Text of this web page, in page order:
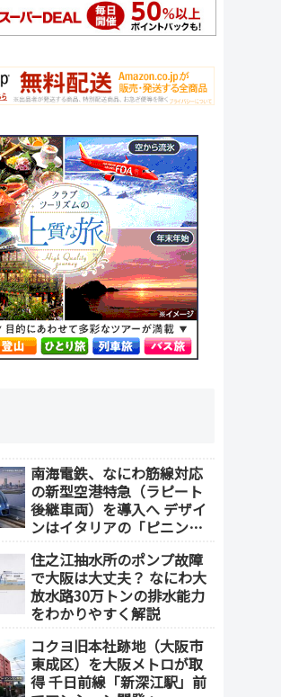
南海電鉄、なにわ筋線対応
の新型空港特急（ラピート
後継車両）を導入へ デザイ
ンはイタリアの「ピニンフ
住之江抽水所のポンプ故障
で大阪は大丈夫？ なにわ大
放水路30万トンの排水能力
をわかりやすく解説
コクヨ旧本社跡地（大阪市
東成区）を大阪メトロが取
得 千日前線「新深江駅」前